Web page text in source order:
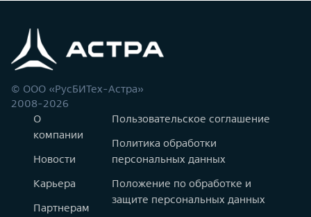
© ООО «РусБИТех-Астра»
2008-2026
О
компании
Новости
Карьера
Партнерам
Пользовательское соглашение
Политика обработки
персональных данных
Положение по обработке и
защите персональных данных